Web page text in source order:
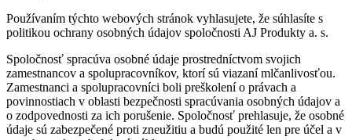
Používaním týchto webových stránok vyhlasujete, že súhlasíte s
politikou ochrany osobných údajov spoločnosti AJ Produkty a. s.
Spoločnosť spracúva osobné údaje prostredníctvom svojich
zamestnancov a spolupracovníkov, ktorí sú viazaní mlčanlivosťou.
Zamestnanci a spolupracovníci boli preškolení o právach a
povinnostiach v oblasti bezpečnosti spracúvania osobných údajov a
o zodpovednosti za ich porušenie. Spoločnosť prehlasuje, že osobné
údaje sú zabezpečené proti zneužitiu a budú použité len pre účel a v